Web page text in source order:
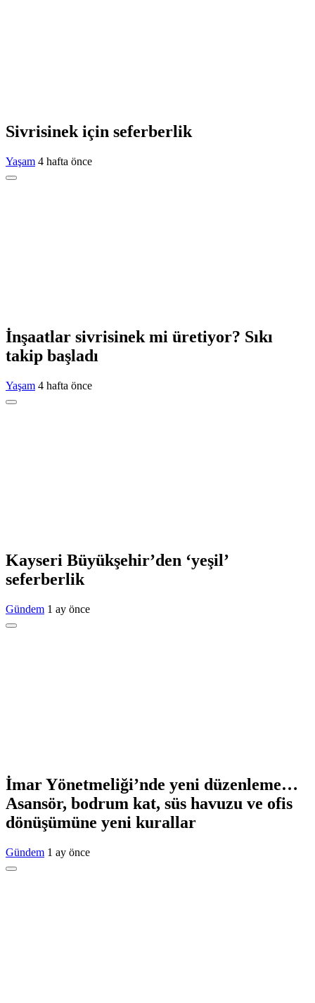
Sivrisinek için seferberlik
Yaşam 4 hafta önce
İnşaatlar sivrisinek mi üretiyor? Sıkı
takip başladı
Yaşam 4 hafta önce
Kayseri Büyükşehir’den ‘yeşil’
seferberlik
Gündem 1 ay önce
İmar Yönetmeliği’nde yeni düzenleme…
Asansör, bodrum kat, süs havuzu ve ofis
dönüşümüne yeni kurallar
Gündem 1 ay önce